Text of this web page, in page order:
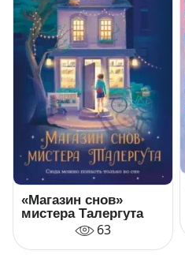
«Магазин снов»
мистера Талергута
63